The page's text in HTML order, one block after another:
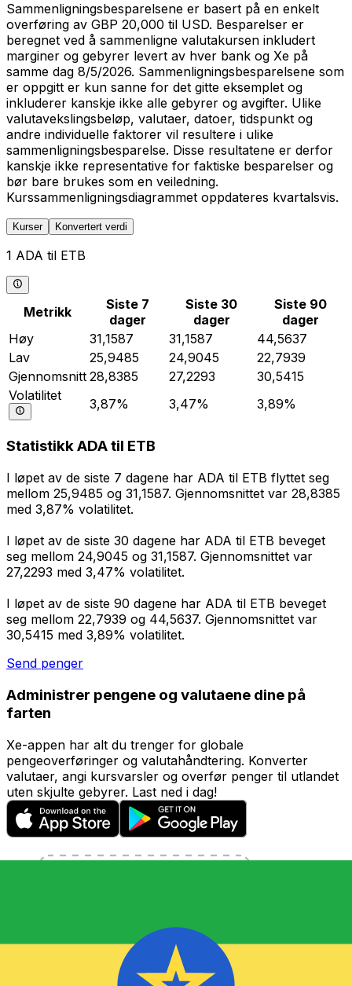
Sammenligningsbesparelsene er basert på en enkelt
overføring av GBP 20,000 til USD. Besparelser er
beregnet ved å sammenligne valutakursen inkludert
marginer og gebyrer levert av hver bank og Xe på
samme dag 8/5/2026. Sammenligningsbesparelsene som
er oppgitt er kun sanne for det gitte eksemplet og
inkluderer kanskje ikke alle gebyrer og avgifter. Ulike
valutavekslingsbeløp, valutaer, datoer, tidspunkt og
andre individuelle faktorer vil resultere i ulike
sammenligningsbesparelse. Disse resultatene er derfor
kanskje ikke representative for faktiske besparelser og
bør bare brukes som en veiledning.
Kurssammenligningsdiagrammet oppdateres kvartalsvis.
Kurser Konvertert verdi
1 ADA til ETB
Metrikk
Siste 7
dager
Siste 30
dager
Siste 90
dager
Høy
31,1587 31,1587
44,5637
Lav
25,9485 24,9045
22,7939
Gjennomsnitt 28,8385 27,2293
30,5415
Volatilitet
3,87% 3,47% 3,89%
Statistikk ADA til ETB
I løpet av de siste 7 dagene har ADA til ETB flyttet seg
mellom 25,9485 og 31,1587. Gjennomsnittet var 28,8385
med 3,87% volatilitet.
I løpet av de siste 30 dagene har ADA til ETB beveget
seg mellom 24,9045 og 31,1587. Gjennomsnittet var
27,2293 med 3,47% volatilitet.
I løpet av de siste 90 dagene har ADA til ETB beveget
seg mellom 22,7939 og 44,5637. Gjennomsnittet var
30,5415 med 3,89% volatilitet.
Send penger
Administrer pengene og valutaene dine på
farten
Xe-appen har alt du trenger for globale
pengeoverføringer og valutahåndtering. Konverter
valutaer, angi kursvarsler og overfør penger til utlandet
uten skjulte gebyrer. Last ned i dag!